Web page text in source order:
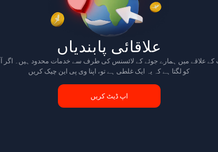
علاقائی پابندیاں
کے علاقے میں ہمارے جوئے کے لائسنس کی طرف سے خدمات محدود ہیں۔ اگر
کو لگتا ہے کہ یہ ایک غلطی ہے تو، اپنا وی پی این چیک کریں
اپ ڈیٹ کریں